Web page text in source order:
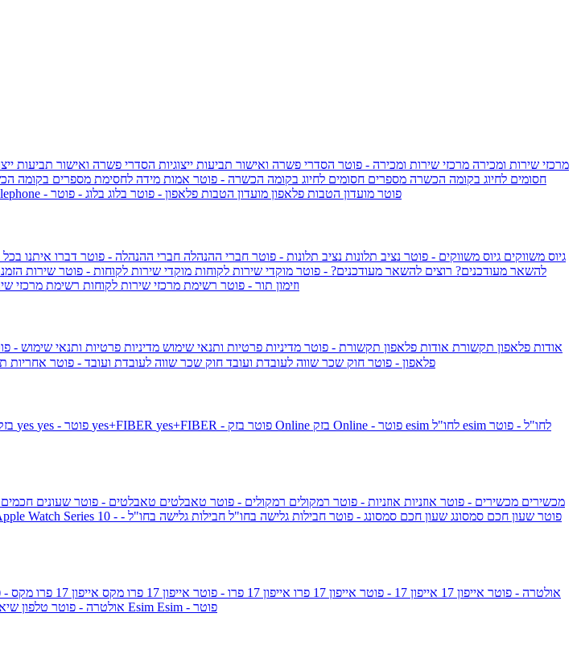
מרכזי שירות ומכירה מרכזי שירות ומכירה - פוטר הסדרי פשרה ואישור תביעות ייצוגיות הסדרי פשרה ואישור תביעות
חסומים לחיוג בקומה הכשרה מספרים חסומים לחיוג בקומה הכשרה - פוטר אמות מידה לחסימת מספרים בקומה
IsraelieSIM by Pelephone - פוטר מועדון הטבות פלאפון מועדון הטבות פלאפון - פוטר בלוג בלוג - פוטר
גיוס משווקים גיוס משווקים - פוטר נציב תלונות נציב תלונות - פוטר חברי ההנהלה חברי ההנהלה - פוטר דברו איתנו
להשאר מעודכנים? רוצים להשאר מעודכנים? - פוטר מוקדי שירות לקוחות מוקדי שירות לקוחות - פוטר שירות
וזימון תור - פוטר רשימת מרכזי שירות לקוחות רשימת מרכזי
אודות פלאפון תקשורת אודות פלאפון תקשורת - פוטר מדיניות פרטיות ותנאי שימוש מדיניות פרטיות ותנאי שימוש -
פלאפון - פוטר חוק שכר שווה לעובדת ועובד חוק שכר שווה לעובדת ועובד - פוטר אחריות
yes yes+FIBER yes+FIBER - פוטר בזק Online
esim לחו"ל - פוטר
מכשירים מכשירים - פוטר אוזניות אוזניות - פוטר רמקולים רמקולים - פוטר טאבלטים טאבלטים - פוטר שעונים חכמים
שעון Apple Watch Series 10 - פוטר שעון חכם סמסונג שעון חכם סמסונג - פוטר חבילות גלישה בחו"ל חבילות גלישה בחו"ל -
גלקסי S26 אולטרה - פוטר אייפון 17 אייפון 17 - פוטר אייפון 17 פרו אייפון 17 פרו - פוטר אייפון 17 פרו מקס אייפון 17 פרו מקס - פוטר
גלקסי S25 אולטרה - פוטר טלפון Esim Esim - פוטר